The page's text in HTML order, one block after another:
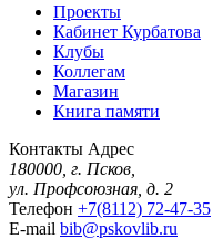
Проекты
Кабинет Курбатова
Клубы
Коллегам
Магазин
Книга памяти
Контакты Адрес
180000, г. Псков,
ул. Профсоюзная, д. 2
Телефон +7(8112) 72-47-35
E-mail bib@pskovlib.ru